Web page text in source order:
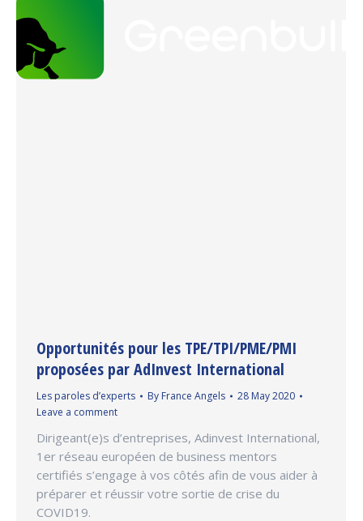
Opportunités pour les TPE/TPI/PME/PMI
proposées par AdInvest International
Les paroles d’experts By France Angels
28 May 2020
Leave a comment
Dirigeant(e)s d’entreprises, Adinvest International,
1er réseau européen de business mentors
certifiés s’engage à vos côtés afin de vous aider à
préparer et réussir votre sortie de crise du
COVID19.